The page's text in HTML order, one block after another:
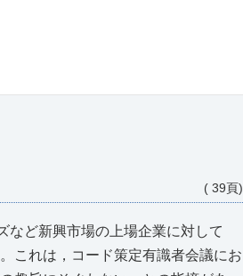
( 39頁)
など新興市場の上場企業に対して
これは，コード策定有識者会議にお